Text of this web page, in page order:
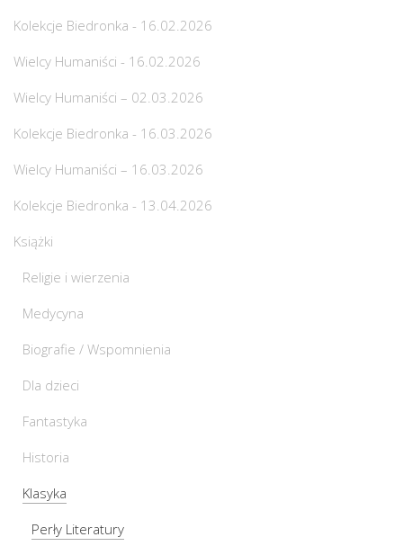
Kolekcje Biedronka - 16.02.2026
Wielcy Humaniści - 16.02.2026
Wielcy Humaniści – 02.03.2026
Kolekcje Biedronka - 16.03.2026
Wielcy Humaniści – 16.03.2026
Kolekcje Biedronka - 13.04.2026
Książki
Religie i wierzenia
Medycyna
Biografie / Wspomnienia
Dla dzieci
Fantastyka
Historia
Klasyka
Perły Literatury